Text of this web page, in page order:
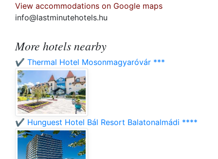
View accommodations on Google maps
info@lastminutehotels.hu
More hotels nearby
✔️ Thermal Hotel Mosonmagyaróvár ***
✔️ Hunguest Hotel Bál Resort Balatonalmádi ****